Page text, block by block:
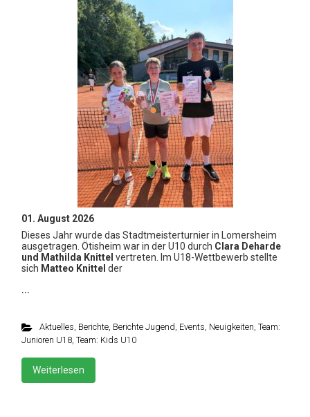
01. August 2026
Dieses Jahr wurde das Stadtmeisterturnier in Lomersheim
ausgetragen. Ötisheim war in der U10 durch Clara Deharde
und Mathilda Knittel vertreten. Im U18-Wettbewerb stellte
sich Matteo Knittel der
…
Aktuelles, Berichte, Berichte Jugend, Events, Neuigkeiten, Team:
Junioren U18, Team: Kids U10
Weiterlesen